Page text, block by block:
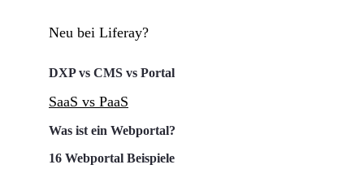
Neu bei Liferay?
DXP vs CMS vs Portal
SaaS vs PaaS
Was ist ein Webportal?
16 Webportal Beispiele